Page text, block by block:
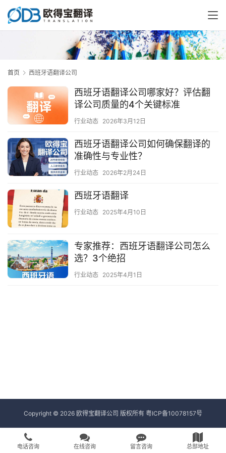
首页 西班牙语翻译公司
西班牙语翻译公司哪家好？评估翻
译公司质量的4个关键标准
行业动态 2026年3月12日
西班牙语翻译公司如何确保翻译的
准确性与专业性？
行业动态 2026年2月24日
西班牙语翻译
行业动态 2025年4月10日
专家推荐：西班牙语翻译公司怎么
选？3个绝招
行业动态 2025年4月1日
Copyright © 2026 欧得宝翻译公司 版权所有 粤ICP备10078157号
电话咨询 在线咨询 留言咨询 总部地址